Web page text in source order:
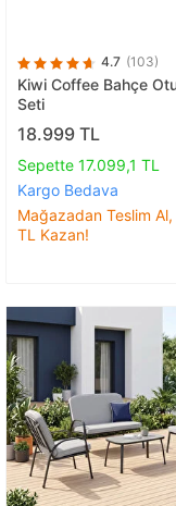
4.7 (103)
Kiwi Coffee Bahçe
Seti
18.999 TL
Sepette 17.099,1 TL
Kargo Bedava
Mağazadan Teslim
TL Kazan!